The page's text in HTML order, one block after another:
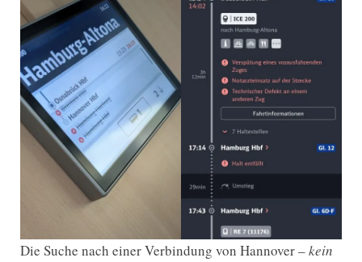
Die Suche nach einer Verbindung von Hannover –kein